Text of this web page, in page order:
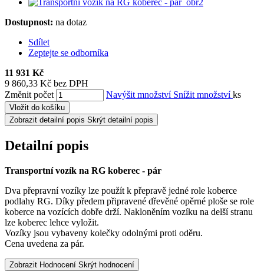
Dostupnost: na dotaz
Sdílet
Zeptejte se odborníka
11 931 Kč
9 860,33 Kč bez DPH
Změnit počet
Navýšit množství Snížit množstvíks
Vložit do košíku
Zobrazit detailní popis Skrýt detailní popis
Detailní popis
Transportní vozík na RG koberec - pár
Dva přepravní vozíky lze použít k přepravě jedné role koberce
podlahy RG. Díky předem připravené dřevěné opěrné ploše se role
koberce na vozících dobře drží. Nakloněním vozíku na delší stranu
lze koberec lehce vyložit.
Vozíky jsou vybaveny kolečky odolnými proti oděru.
Cena uvedena za pár.
Zobrazit Hodnocení Skrýt hodnocení